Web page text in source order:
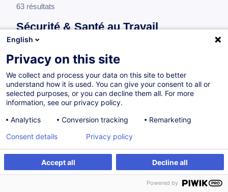
63 résultats
Sécurité & Santé au Travail
Formations complémentaires pour travailleurs désignés
(Recyclage)
Manipulation sécurisée des équipements de
nettoyage - Module 2
FR
à p.d. 115.00 €
English
Privacy on this site
We collect and process your data on this site to better
understand how it is used. You can give your consent to all or
selected purposes, or you can decline them all. For more
information, see our privacy policy.
Analytics
Conversion tracking Remarketing
Accept all Decline all
Consent details Privacy policy
Powered by